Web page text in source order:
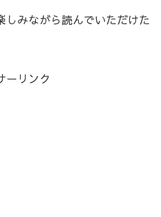
しみながら読んでいただけた
ーリンク